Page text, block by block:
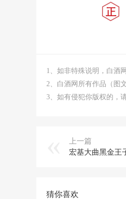
1、如非特殊说明，白酒
2、白酒网所有作品（图
3、如有侵犯你版权的，
上一篇
猜你喜欢